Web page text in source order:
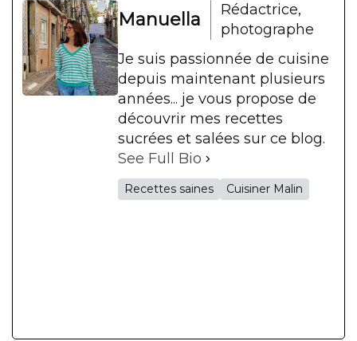
Manuella
Rédactrice,
photographe
Je suis passionnée de cuisine
depuis maintenant plusieurs
années... je vous propose de
découvrir mes recettes
sucrées et salées sur ce blog.
See Full Bio
Recettes saines Cuisiner Malin